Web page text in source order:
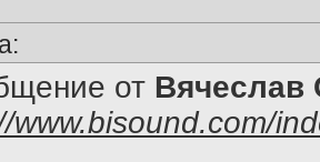
от Вячеслав
www.bisound.com/